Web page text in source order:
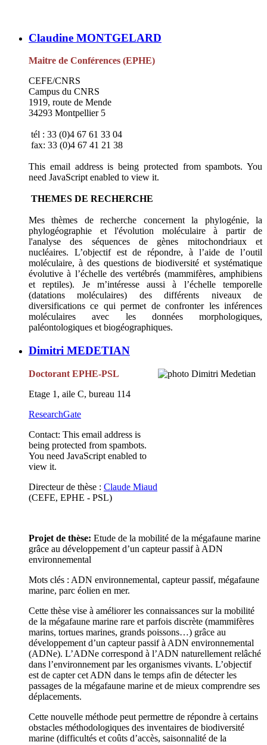
Claudine MONTGELARD
Maitre de Conférences (EPHE)
CEFE/CNRS
Campus du CNRS
1919, route de Mende
34293 Montpellier 5
tél : 33 (0)4 67 61 33 04
fax: 33 (0)4 67 41 21 38
This email address is being protected from spambots. You
need JavaScript enabled to view it.
THEMES DE RECHERCHE
Mes thèmes de recherche concernent la phylogénie, la
phylogéographie et l'évolution moléculaire à partir de
l'analyse des séquences de gènes mitochondriaux et
nucléaires. L’objectif est de répondre, à l’aide de l’outil
moléculaire, à des questions de biodiversité et systématique
évolutive à l’échelle des vertébrés (mammifères, amphibiens
et reptiles). Je m’intéresse aussi à l’échelle temporelle
(datations moléculaires) des différents niveaux de
diversifications ce qui permet de confronter les inférences
moléculaires avec les données morphologiques,
paléontologiques et biogéographiques.
Dimitri MEDETIAN
Doctorant EPHE-PSL
Etage 1, aile C, bureau 114
ResearchGate
Contact: This email address is
being protected from spambots.
You need JavaScript enabled to
view it.
Directeur de thèse : Claude Miaud
(CEFE, EPHE - PSL)
Projet de thèse: Etude de la mobilité de la mégafaune marine
grâce au développement d’un capteur passif à ADN
environnemental
Mots clés : ADN environnemental, capteur passif, mégafaune
marine, parc éolien en mer.
Cette thèse vise à améliorer les connaissances sur la mobilité
de la mégafaune marine rare et parfois discrète (mammifères
marins, tortues marines, grands poissons…) grâce au
développement d’un capteur passif à ADN environnemental
(ADNe). L’ADNe correspond à l’ADN naturellement relâché
dans l’environnement par les organismes vivants. L’objectif
est de capter cet ADN dans le temps afin de détecter les
passages de la mégafaune marine et de mieux comprendre ses
déplacements.
Cette nouvelle méthode peut permettre de répondre à certains
obstacles méthodologiques des inventaires de biodiversité
marine (difficultés et coûts d’accès, saisonnalité de la